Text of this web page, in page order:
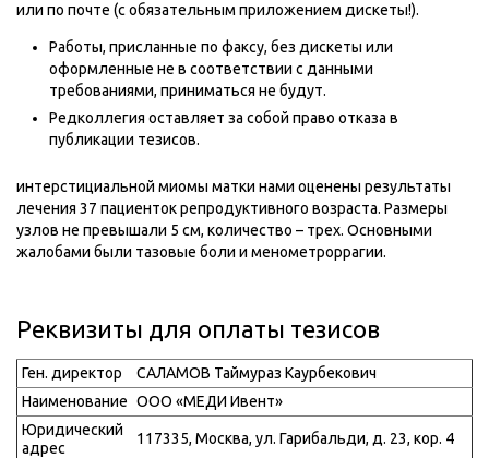
или по почте (с обязательным приложением дискеты!).
Работы, присланные по факсу, без дискеты или
оформленные не в соответствии с данными
требованиями, приниматься не будут.
Редколлегия оставляет за собой право отказа в
публикации тезисов.
интерстициальной миомы матки нами оценены результаты
лечения 37 пациенток репродуктивного возраста. Размеры
узлов не превышали 5 см, количество – трех. Основными
жалобами были тазовые боли и менометроррагии.
Реквизиты для оплаты тезисов
Ген. директор
САЛАМОВ Таймураз Каурбекович
Наименование ООО «МЕДИ Ивент»
Юридический
адрес
117335, Москва, ул. Гарибальди, д. 23, кор. 4